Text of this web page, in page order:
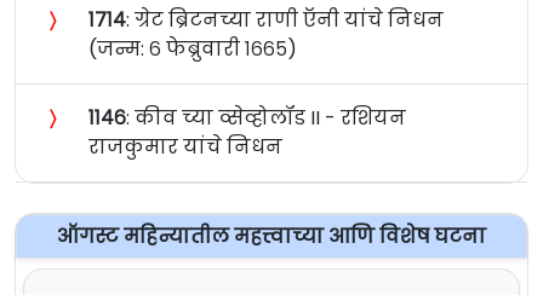
〉 १७१४: ग्रेट ब्रिटनच्या राणी ऍनी यांचे निधन
(जन्म: ६ फेब्रुवारी १६६५)
〉 ११४६: कीव च्या व्सेव्होलॉड II - रशियन
राजकुमार यांचे निधन
ऑगस्ट महिन्यातील महत्त्वाच्या आणि विशेष घटना